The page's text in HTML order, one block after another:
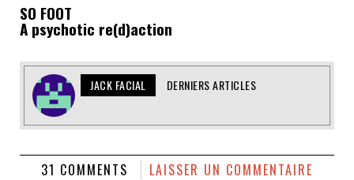
SO FOOT
A psychotic re(d)action
JACK FACIAL DERNIERS ARTICLES
31 COMMENTS LAISSER UN COMMENTAIRE